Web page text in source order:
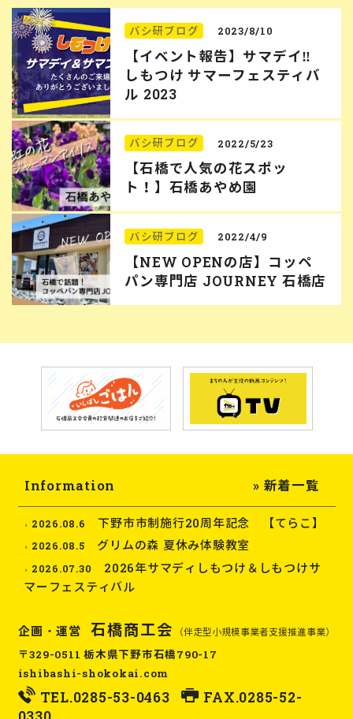
バシ研ブログ 2023/8/10
【イベント報告】サマデイ‼︎
しもつけ サマーフェスティバ
ル 2023
バシ研ブログ 2022/5/23
【石橋で人気の花スポッ
ト！】石橋あやめ園
バシ研ブログ 2022/4/9
【NEW OPENの店】コッペ
パン専門店 JOURNEY 石橋店
Information » 新着一覧
2026.08.6 下野市市制施行20周年記念 【てらこ】
2026.08.5 グリムの森 夏休み体験教室
2026.07.30
2026年サマディしもつけ＆しもつけサ
マーフェスティバル
企画・運営 石橋商工会 （伴走型小規模事業者支援推進事業）
〒329-0511 栃木県下野市石橋790-17
ishibashi-shokokai.com
TEL.0285-53-0463
FAX.0285-52-